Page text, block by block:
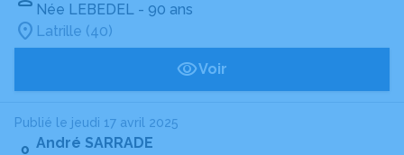
Née LEBEDEL - 90 ans
Latrille (40)
Voir
Publié le jeudi 17 avril 2025
André SARRADE